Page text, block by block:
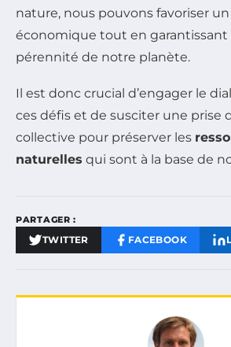
nature, nous pouvons favoriser
économique tout en garantissant
pérennité de notre planète.
Il est donc crucial d’engager le
ces défis et de susciter une prise
collective pour préserver les
naturelles qui sont à la base de
PARTAGER :
TWITTER FACEBOOK